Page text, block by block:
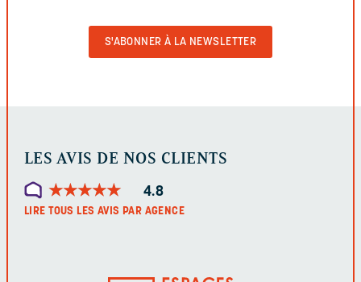
LES AVIS DE NOS CLIENTS
★★★★★
★★★★★ 4.8
LIRE TOUS LES AVIS PAR AGENCE